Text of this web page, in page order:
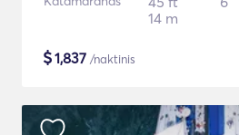
14 m
$1,837 /naktinis